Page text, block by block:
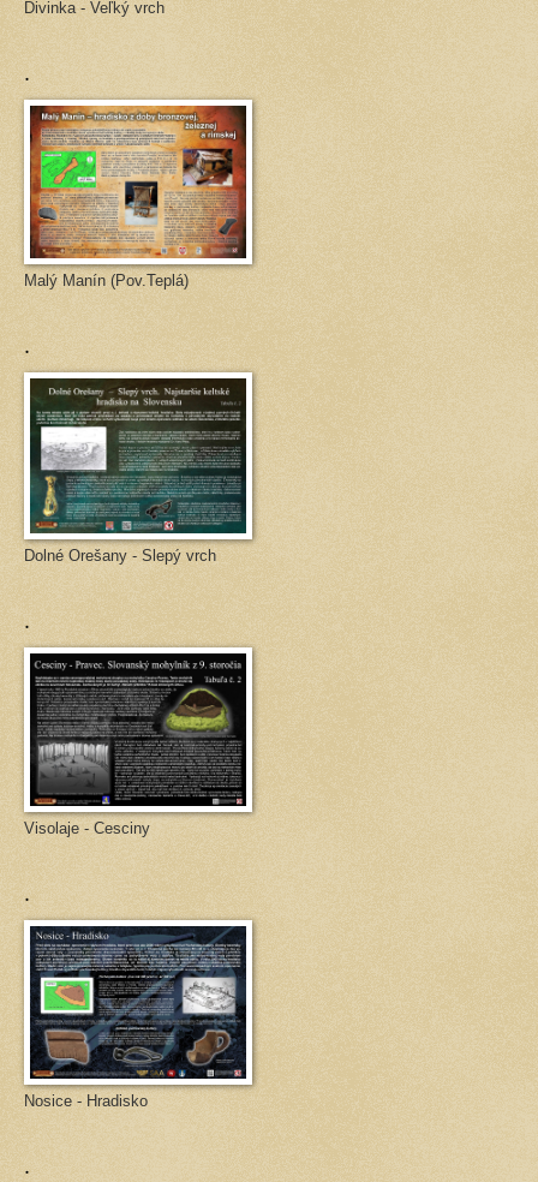
Divinka - Veľký vrch
.
Malý Manín (Pov.Teplá)
.
Dolné Orešany - Slepý vrch
.
Visolaje - Cesciny
.
Nosice - Hradisko
.